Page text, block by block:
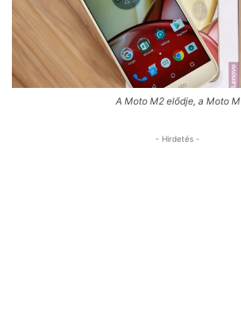
A Moto M2 elődje, a Moto M
- Hirdetés -